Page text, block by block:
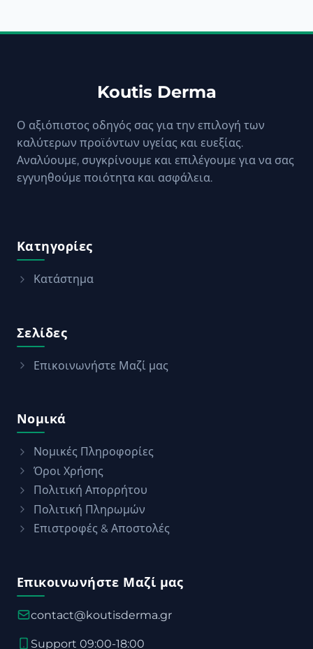
Koutis Derma
Ο αξιόπιστος οδηγός σας για την επιλογή των
καλύτερων προϊόντων υγείας και ευεξίας.
Αναλύουμε, συγκρίνουμε και επιλέγουμε για να σας
εγγυηθούμε ποιότητα και ασφάλεια.
Κατηγορίες
Κατάστημα
Σελίδες
Επικοινωνήστε Μαζί μας
Νομικά
Νομικές Πληροφορίες
Όροι Χρήσης
Πολιτική Απορρήτου
Πολιτική Πληρωμών
Επιστροφές & Αποστολές
Επικοινωνήστε Μαζί μας
contact@koutisderma.gr
Support 09:00-18:00